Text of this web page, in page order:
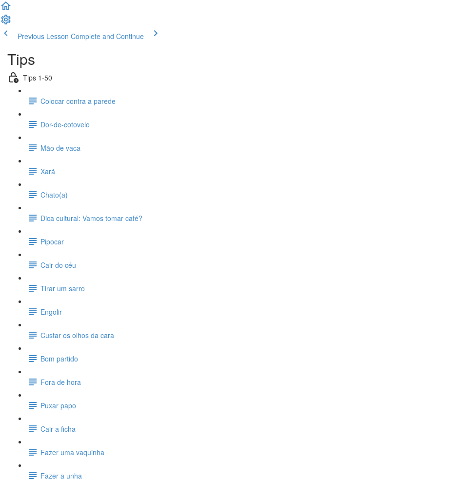
Previous Lesson Complete and Continue
Tips
Tips 1-50
Colocar contra a parede
Dor-de-cotovelo
Mão de vaca
Xará
Chato(a)
Dica cultural: Vamos tomar café?
Pipocar
Cair do céu
Tirar um sarro
Engolir
Custar os olhos da cara
Bom partido
Fora de hora
Puxar papo
Cair a ficha
Fazer uma vaquinha
Fazer a unha